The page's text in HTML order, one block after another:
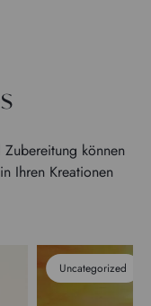
können
Ihren Kreationen
Uncategorized